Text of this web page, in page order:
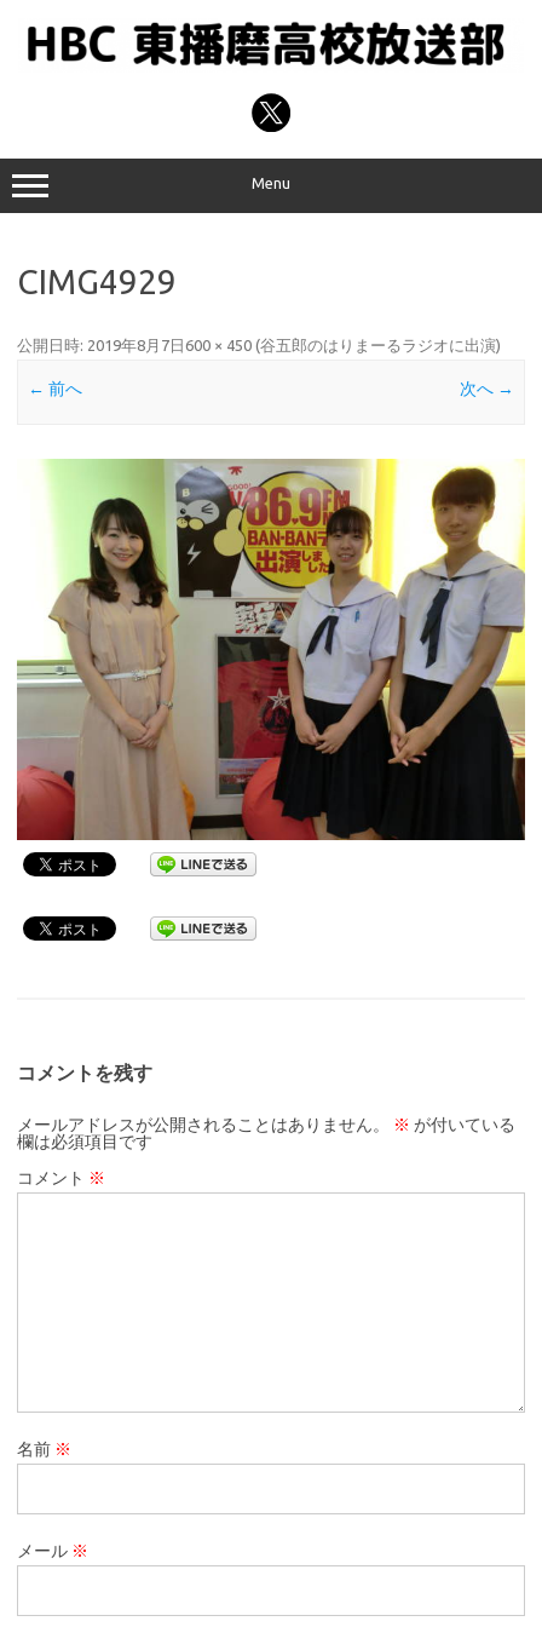
プ
Menu
CIMG4929
公開日時: 2019年8月7日 600 × 450 (谷五郎のはりまーるラジオに出演)
← 前へ 次へ →
コメントを残す
メールアドレスが公開されることはありません。 ※ が付いている
欄は必須項目です
コメント ※
名前 ※
メール ※